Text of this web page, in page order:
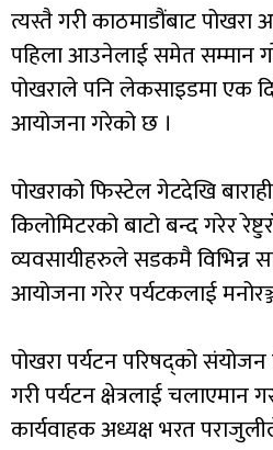
त्यस्तै गरी काठमाडौंबाट
पहिला आउनेलाई समेत सम्मान
पोखराले पनि लेकसाइडमा एक
आयोजना गरेको छ ।
पोखराको फिस्टेल गेटदेखि
किलोमिटरको बाटो बन्द गरेर
व्यवसायीहरुले सडकमै विभिन्न
आयोजना गरेर पर्यटकलाई
पोखरा पर्यटन परिषद्को संयोजन
गरी पर्यटन क्षेत्रलाई चलाएमान
कार्यवाहक अध्यक्ष भरत